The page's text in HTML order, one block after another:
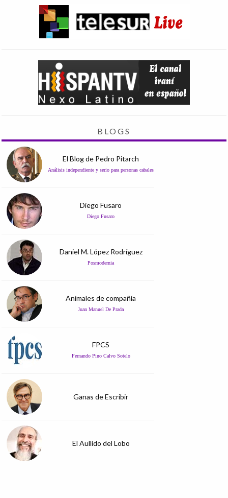
BLOGS
El Blog de Pedro Pitarch
Análisis independiente y serio para personas cabales
Diego Fusaro
Diego Fusaro
Daniel M. López Rodríguez
Posmodernia
Animales de compañía
Juan Manuel De Prada
FPCS
Fernando Pino Calvo Sotelo
Ganas de Escribir
El Aullido del Lobo